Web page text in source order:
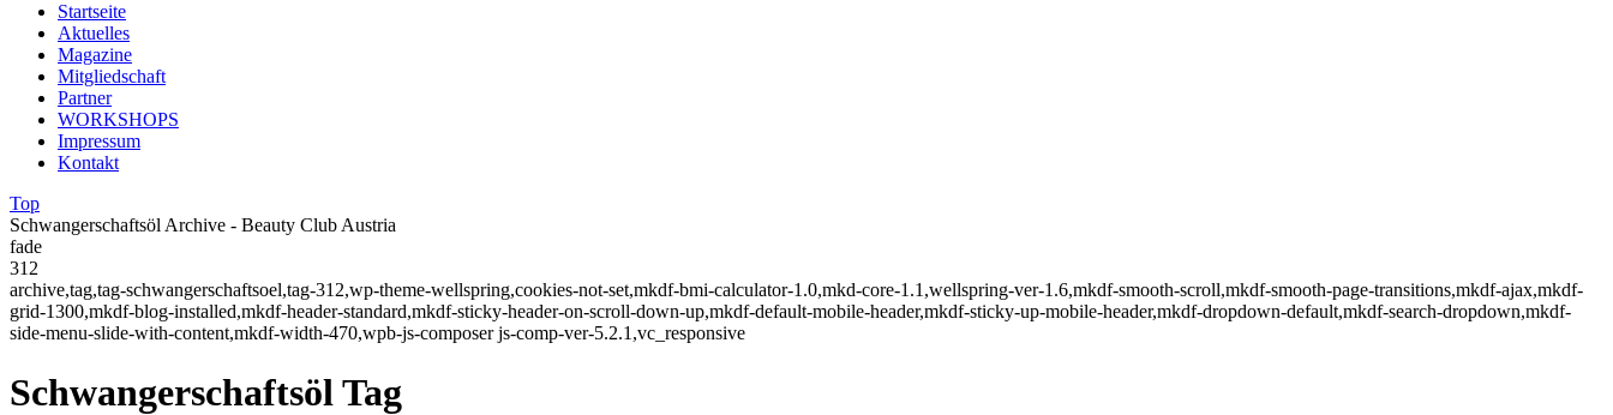
Startseite
Aktuelles
Magazine
Mitgliedschaft
Partner
WORKSHOPS
Impressum
Kontakt
Top
Schwangerschaftsöl Archive - Beauty Club Austria
fade
312
archive,tag,tag-schwangerschaftsoel,tag-312,wp-theme-wellspring,cookies-not-set,mkdf-bmi-calculator-1.0,mkd-core-1.1,wellspring-ver-1.6,mkdf-smooth-scroll,mkdf-smooth-page-transitions,mkdf-ajax,mkdf-
grid-1300,mkdf-blog-installed,mkdf-header-standard,mkdf-sticky-header-on-scroll-down-up,mkdf-default-mobile-header,mkdf-sticky-up-mobile-header,mkdf-dropdown-default,mkdf-search-dropdown,mkdf-
side-menu-slide-with-content,mkdf-width-470,wpb-js-composer js-comp-ver-5.2.1,vc_responsive
Schwangerschaftsöl Tag